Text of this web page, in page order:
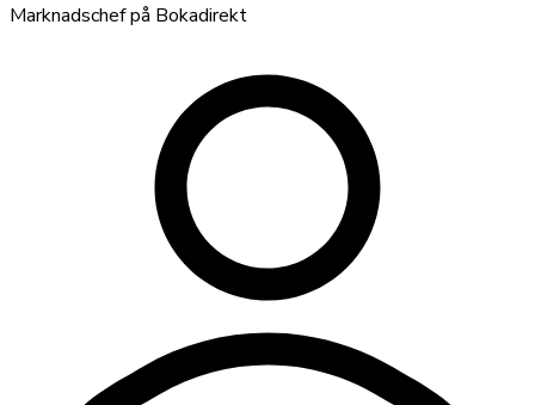
Marknadschef på Bokadirekt